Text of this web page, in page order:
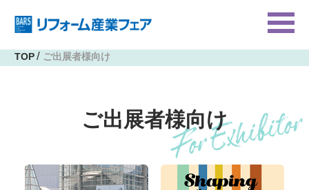
TOP ご出展者様向け
ご出展者様向け